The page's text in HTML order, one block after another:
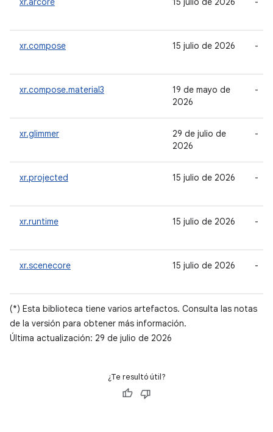
xr.compose 15 julio de 2026 -
xr.compose.material3
19 de mayo de
2026
-
xr.glimmer
29 de julio de
2026
-
xr.projected 15 julio de 2026 -
xr.runtime 15 julio de 2026 -
xr.scenecore 15 julio de 2026 -
(*) Esta biblioteca tiene varios artefactos. Consulta las notas
de la versión para obtener más información.
Última actualización: 29 de julio de 2026
¿Te resultó útil?